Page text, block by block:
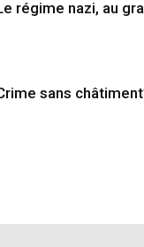
régime nazi, au
sans